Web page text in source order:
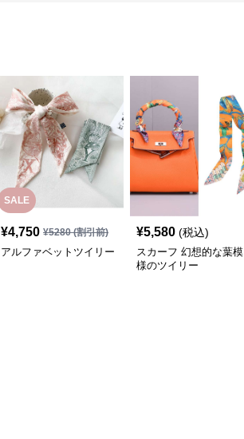
SALE
¥4,750 ¥5280(割引前)
アルファベットツイリー
¥5,580 (税込)
スカーフ 幻想的な葉模
様のツイリー